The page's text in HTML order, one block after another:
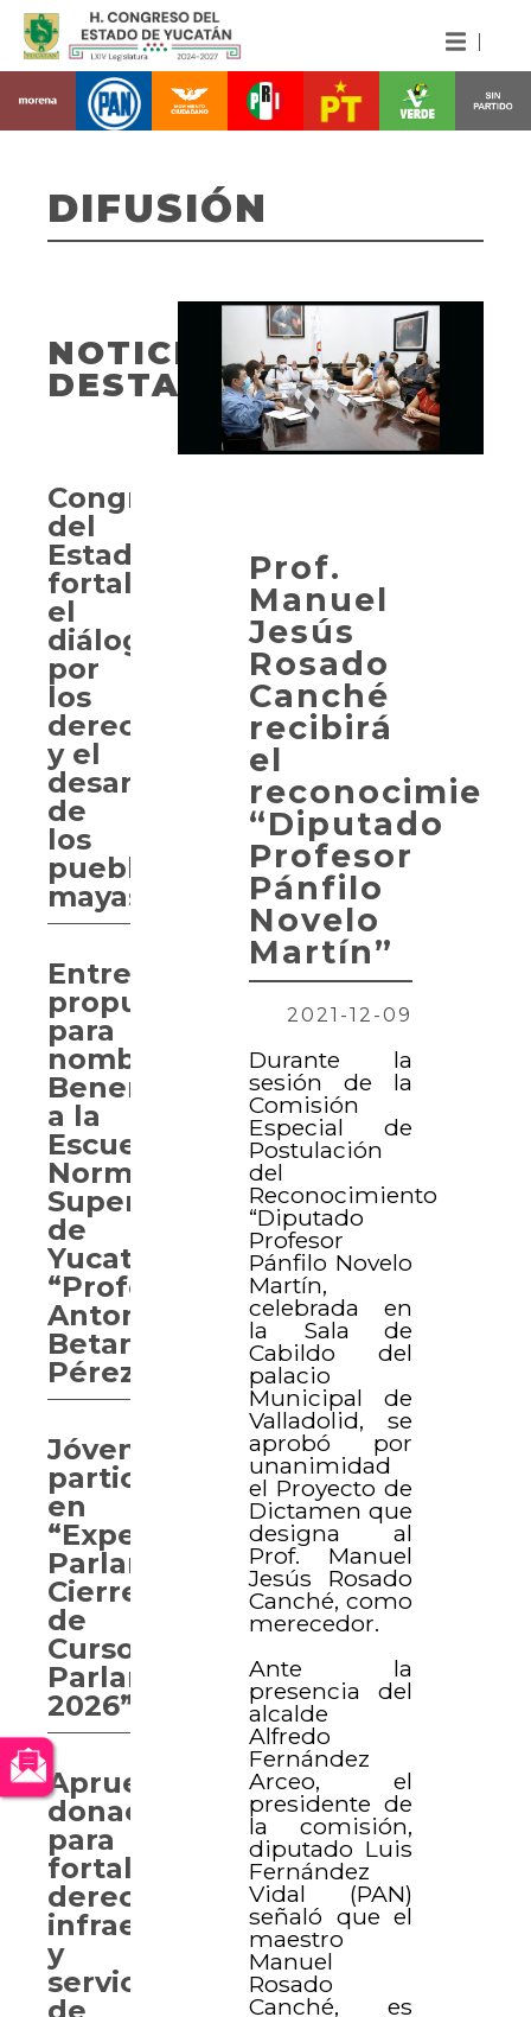
DIFUSIÓN
Prof.
Manuel
Jesús
Rosado
Canché
recibirá
el
“Diputado
Profesor
Pánfilo
Novelo
Martín”
2021-12-09
Durante la
sesión de la
Comisión
Especial de
Postulación
del
Reconocimiento
“Diputado
Profesor
Pánfilo Novelo
Martín,
celebrada en
la Sala de
Cabildo del
palacio
Municipal de
Valladolid, se
aprobó por
unanimidad
el Proyecto de
Dictamen que
designa al
Prof. Manuel
Jesús Rosado
Canché, como
merecedor.
Ante la
presencia del
alcalde
Alfredo
Fernández
Arceo, el
presidente de
la comisión,
diputado Luis
Fernández
Vidal (PAN)
señaló que el
maestro
Manuel
Rosado
Canché, es
NOTICIAS
DESTACADAS
Congreso
del
Estado
fortalece
el
diálogo
por
los
derechos
y el
desarrollo
de
los
pueblos
mayas
Entregan
propuesta
para
nombrar
Benemérita
a la
Escuela
Normal
Superior
de
Yucatán
“Profesor
Antonio
Betancourt
Pérez”
Jóvenes
participan
en
“Experiencia
Parlamentaria.
Cierre
de
Curso
Parlamentario
2026”
Aprueban
donaciones
para
fortalecer
derechos,
infraestructura
y
servicios